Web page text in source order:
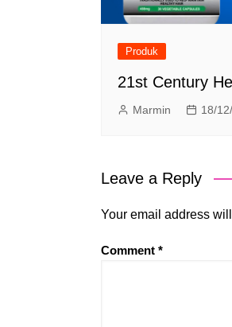
Produk
21st Century
Marmin 18/
Leave a Reply
Your email address
Comment *